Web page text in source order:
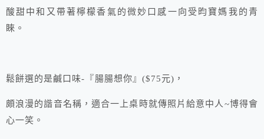
酸甜中和又帶著檸檬香氣的微妙口感一向受昀寶媽我的青
睞。
鬆餅選的是鹹口味-『腸腸想你』($75元)，
頗浪漫的諧音名稱，適合一上桌時就傳照片給意中人~博得會
心一笑。